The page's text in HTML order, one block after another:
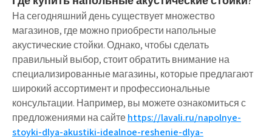
На сегодняшний день существует множество
магазинов, где можно приобрести напольные
акустические стойки. Однако, чтобы сделать
правильный выбор, стоит обратить внимание на
специализированные магазины, которые предлагают
широкий ассортимент и профессиональные
консультации. Например, вы можете ознакомиться с
предложениями на сайтеhttps://lavali.ru/napolnye-
stoyki-dlya-akustiki-idealnoe-reshenie-dlya-